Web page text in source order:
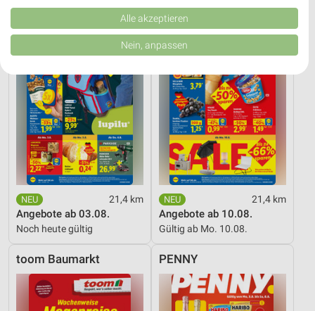
21,4 km
Angebote ab 03.08.
Noch heute gültig
21,4 km
Angebote ab 10.08.
Gültig ab Mo. 10.08.
toom Baumarkt PENNY
Kombinationen von Daten aus verschiedenen Quellen. Entwicklung und
Verbesserung der Angebote. Verwendung reduzierter Daten zur Auswahl
von Inhalten.
Daten können außerhalb der Europäischen Union weitergegeben und in die
Website/App.
Partnerliste anzeigen (1 IAB-Anbieter)
Wir nutzen Ihre Daten für folgende Zwecke:
IAB-Verarbeitungszwecke:
Speichern von oder Zugriff auf Informationen
auf einem Endgerät
Verwendung reduzierter Daten zur Auswahl von
Werbeanzeigen
Erstellung von Profilen für personalisierte
Verwendung von Profilen zur Auswahl
personalisierter Werbung
Alle akzeptieren
Nein, anpassen